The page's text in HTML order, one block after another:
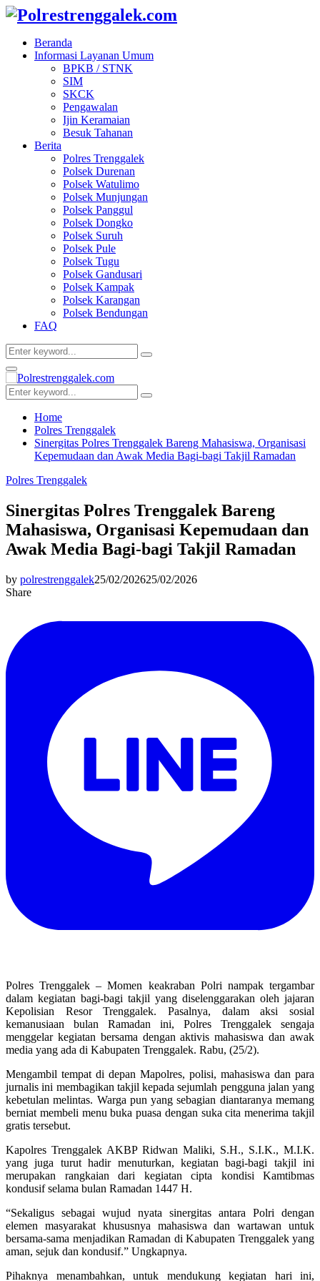
Beranda
Informasi Layanan Umum
BPKB / STNK
SIM
SKCK
Pengawalan
Ijin Keramaian
Besuk Tahanan
Berita
Polres Trenggalek
Polsek Durenan
Polsek Watulimo
Polsek Munjungan
Polsek Panggul
Polsek Dongko
Polsek Suruh
Polsek Pule
Polsek Tugu
Polsek Gandusari
Polsek Kampak
Polsek Karangan
Polsek Bendungan
FAQ
Search
for:
Search
Facebook
Twitter
Youtube
Primary
Menu
Search
for:
Search
Home
Polres Trenggalek
Sinergitas Polres Trenggalek Bareng Mahasiswa, Organisasi
Kepemudaan dan Awak Media Bagi-bagi Takjil Ramadan
Polres Trenggalek
Sinergitas Polres Trenggalek Bareng
Mahasiswa, Organisasi Kepemudaan dan
Awak Media Bagi-bagi Takjil Ramadan
by polrestrenggalek25/02/202625/02/2026
Share
Polres Trenggalek – Momen keakraban Polri nampak tergambar
dalam kegiatan bagi-bagi takjil yang diselenggarakan oleh jajaran
Kepolisian Resor Trenggalek. Pasalnya, dalam aksi sosial
kemanusiaan bulan Ramadan ini, Polres Trenggalek sengaja
menggelar kegiatan bersama dengan aktivis mahasiswa dan awak
media yang ada di Kabupaten Trenggalek. Rabu, (25/2).
Mengambil tempat di depan Mapolres, polisi, mahasiswa dan para
jurnalis ini membagikan takjil kepada sejumlah pengguna jalan yang
kebetulan melintas. Warga pun yang sebagian diantaranya memang
berniat membeli menu buka puasa dengan suka cita menerima takjil
gratis tersebut.
Kapolres Trenggalek AKBP Ridwan Maliki, S.H., S.I.K., M.I.K.
yang juga turut hadir menuturkan, kegiatan bagi-bagi takjil ini
merupakan rangkaian dari kegiatan cipta kondisi Kamtibmas
kondusif selama bulan Ramadan 1447 H.
“Sekaligus sebagai wujud nyata sinergitas antara Polri dengan
elemen masyarakat khususnya mahasiswa dan wartawan untuk
bersama-sama menjadikan Ramadan di Kabupaten Trenggalek yang
aman, sejuk dan kondusif.” Ungkapnya.
Pihaknya menambahkan, untuk mendukung kegiatan hari ini,